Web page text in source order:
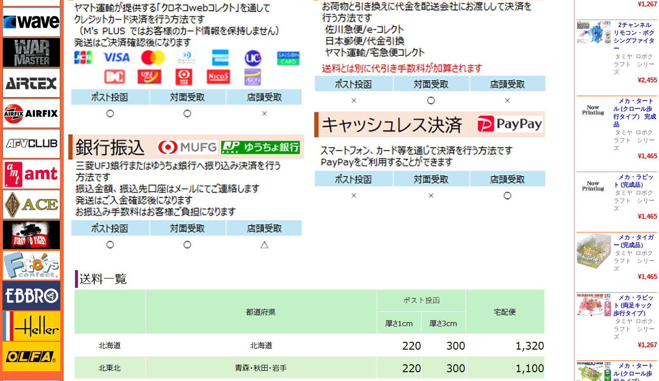
¥1,267
2チャンネル
リモコン・ボク
シングファイタ
ー
タミヤ
ロボク
ラフト シリー
ズ
¥2,455
メカ・タート
ル (クロール歩
行タイプ） 完成
品
タミヤ
ロボク
ラフト シリー
ズ
¥1,465
メカ・ラビッ
ト (完成品）
タミヤ
ロボク
ラフト シリー
ズ
¥1,465
メカ・タイガ
ー (完成品）
タミヤ
ロボク
ラフト シリー
ズ
¥1,465
メカ・ラビッ
ト (両足キック
歩行タイプ）
タミヤ
ロボク
ラフト シリー
ズ
¥1,267
メカ・タート
ル (クロール歩
ウェーブ
ウォーマスターズ
エアフィックス
AFVクラブ
エース
エブロ